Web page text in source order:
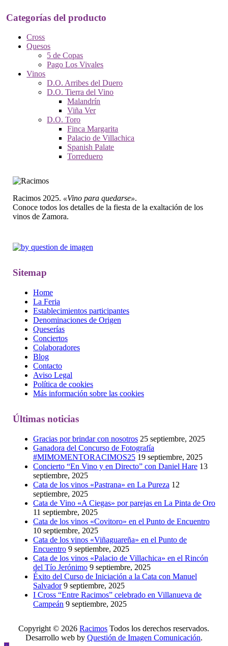
Categorías del producto
Cross
Quesos
5 de Copas
Pago Los Vivales
Vinos
D.O. Arribes del Duero
D.O. Tierra del Vino
Malandrín
Viña Ver
D.O. Toro
Finca Margarita
Palacio de Villachica
Spanish Palate
Torreduero
Racimos 2025. «Vino para quedarse».
Conoce todos los detalles de la fiesta de la exaltación de los
vinos de Zamora.
Sitemap
Home
La Feria
Establecimientos participantes
Denominaciones de Origen
Queserías
Conciertos
Colaboradores
Blog
Contacto
Aviso Legal
Política de cookies
Más información sobre las cookies
Últimas noticias
Gracias por brindar con nosotros 25 septiembre, 2025
Ganadora del Concurso de Fotografía
#MIMOMENTORACIMOS25 19 septiembre, 2025
Concierto “En Vino y en Directo” con Daniel Hare 13
septiembre, 2025
Cata de los vinos «Pastrana» en La Pureza 12
septiembre, 2025
Cata de Vino «A Ciegas» por parejas en La Pinta de Oro
11 septiembre, 2025
Cata de los vinos «Covitoro» en el Punto de Encuentro
10 septiembre, 2025
Cata de los vinos «Viñaguareña» en el Punto de
Encuentro 9 septiembre, 2025
Cata de los vinos «Palacio de Villachica» en el Rincón
del Tío Jerónimo 9 septiembre, 2025
Éxito del Curso de Iniciación a la Cata con Manuel
Salvador 9 septiembre, 2025
I Cross “Entre Racimos” celebrado en Villanueva de
Campeán 9 septiembre, 2025
Copyright © 2026Racimos Todos los derechos reservados.
Desarrollo web by Questión de Imagen Comunicación.